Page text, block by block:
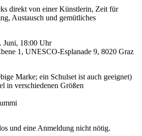
direkt von einer Künstlerin, Zeit für
Austausch und gemütliches
Juni, 18:00 Uhr
1, UNESCO-Esplanade 9, 8020 Graz
Marke; ein Schulset ist auch geeignet)
in verschiedenen Größen
und eine Anmeldung nicht nötig.